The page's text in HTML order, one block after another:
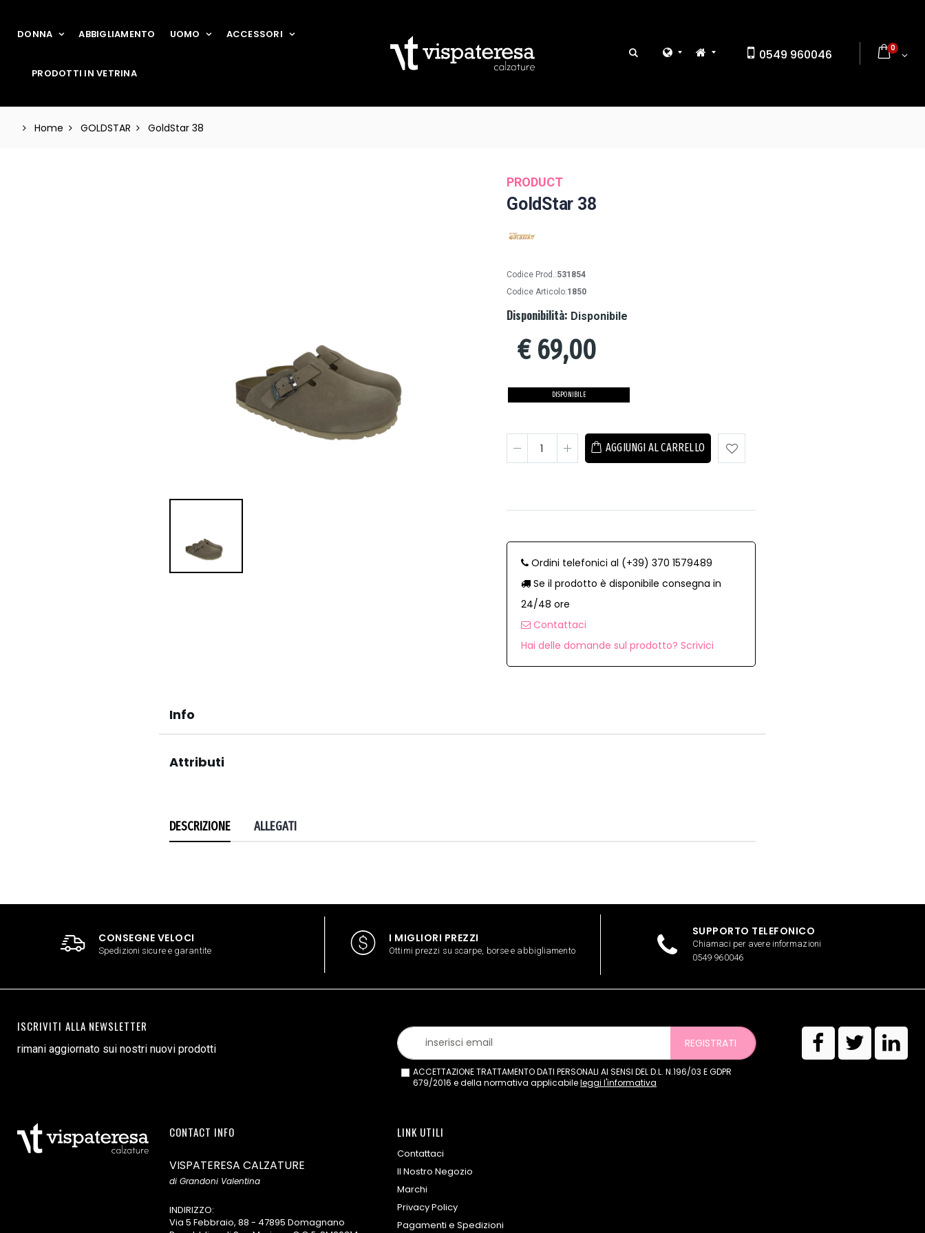
DONNA ABBIGLIAMENTO UOMO ACCESSORI
PRODOTTI IN VETRINA
0549 960046 0
Home GOLDSTAR GoldStar 38
PRODUCT
GoldStar 38
Codice Prod.:531854
Codice Articolo:1850
Disponibilità: Disponibile
€ 69,00
DISPONIBILE
AGGIUNGI AL CARRELLO
Ordini telefonici al (+39) 370 1579489
Se il prodotto è disponibile consegna in
24/48 ore
Contattaci
Hai delle domande sul prodotto? Scrivici
Info
Attributi
DESCRIZIONE ALLEGATI
CONSEGNE VELOCI
Spedizioni sicure e garantite
I MIGLIORI PREZZI
Ottimi prezzi su scarpe, borse e abbigliamento
SUPPORTO TELEFONICO
Chiamaci per avere informazioni
0549 960046
ISCRIVITI ALLA NEWSLETTER
rimani aggiornato sui nostri nuovi prodotti REGISTRATI
ACCETTAZIONE TRATTAMENTO DATI PERSONALI AI SENSI DEL D.L. N.196/03 E GDPR
679/2016 e della normativa applicabileleggi l'informativa
CONTACT INFO
VISPATERESA CALZATURE
di Grandoni Valentina
INDIRIZZO:
Via 5 Febbraio, 88 - 47895 Domagnano
LINK UTILI
Contattaci
Il Nostro Negozio
Marchi
Privacy Policy
Pagamenti e Spedizioni